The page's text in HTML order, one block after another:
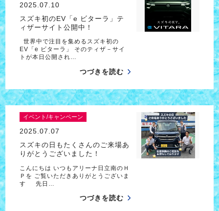
2025.07.10
スズキ初のEV「e ビターラ」テ
ィザーサイト公開中！
世界中で注目を集めるスズキ初の
EV「e ビターラ」 そのティザ－サイ
トが本日公開され…
つづきを読む
イベント/キャンペーン
2025.07.07
スズキの日もたくさんのご来場あ
りがとうございました！
こんにちは いつもアリーナ日立南のＨ
Ｐを ご覧いただきありがとうございま
す 先日…
つづきを読む